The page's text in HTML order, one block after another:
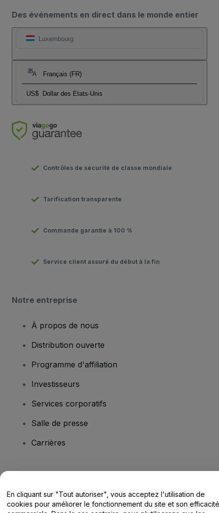
Des événements en direct dans le monde entier
Luxembourg
Français (FR)
US$ Dollar des Etats-Unis
Contrôles de sécurité de classe mondiale
Tarification transparente
Commande garantie à 100 %
Service client assuré du début à la fin
Notre entreprise
À propos de nous
Distribution ouverte
Programme d'affiliation
Investisseurs
Services corporatifs
Salle de presse
Carrières
Centre d'assistance / Nous contacter
En cliquant sur "Tout autoriser", vous acceptez l'utilisation de
cookies pour améliorer le fonctionnement du site et son efficacité